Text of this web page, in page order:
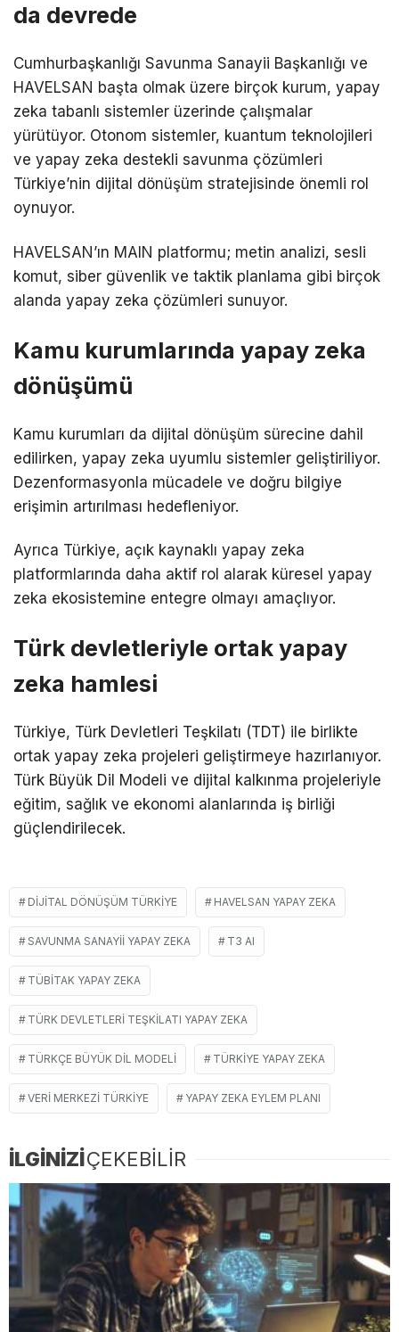
da devrede
Cumhurbaşkanlığı Savunma Sanayii Başkanlığı ve
HAVELSAN başta olmak üzere birçok kurum, yapay
zeka tabanlı sistemler üzerinde çalışmalar
yürütüyor. Otonom sistemler, kuantum teknolojileri
ve yapay zeka destekli savunma çözümleri
Türkiye’nin dijital dönüşüm stratejisinde önemli rol
oynuyor.
HAVELSAN’ın MAIN platformu; metin analizi, sesli
komut, siber güvenlik ve taktik planlama gibi birçok
alanda yapay zeka çözümleri sunuyor.
Kamu kurumlarında yapay zeka
dönüşümü
Kamu kurumları da dijital dönüşüm sürecine dahil
edilirken, yapay zeka uyumlu sistemler geliştiriliyor.
Dezenformasyonla mücadele ve doğru bilgiye
erişimin artırılması hedefleniyor.
Ayrıca Türkiye, açık kaynaklı yapay zeka
platformlarında daha aktif rol alarak küresel yapay
zeka ekosistemine entegre olmayı amaçlıyor.
Türk devletleriyle ortak yapay
zeka hamlesi
Türkiye, Türk Devletleri Teşkilatı (TDT) ile birlikte
ortak yapay zeka projeleri geliştirmeye hazırlanıyor.
Türk Büyük Dil Modeli ve dijital kalkınma projeleriyle
eğitim, sağlık ve ekonomi alanlarında iş birliği
güçlendirilecek.
DIJITAL DÖNÜŞÜM TÜRKIYE HAVELSAN YAPAY ZEKA
SAVUNMA SANAYII YAPAY ZEKA T3 AI
TÜBİTAK YAPAY ZEKA
TÜRK DEVLETLERI TEŞKILATI YAPAY ZEKA
TÜRKÇE BÜYÜK DIL MODELI TÜRKIYE YAPAY ZEKA
VERI MERKEZI TÜRKIYE YAPAY ZEKA EYLEM PLANI
İLGİNİZİÇEKEBİLİR